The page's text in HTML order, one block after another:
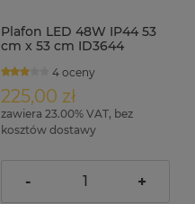
Plafon LED 48W IP44 53
cm x 53 cm ID3644
4 oceny
225,00 zł
zawiera 23.00% VAT, bez
kosztów dostawy
- +